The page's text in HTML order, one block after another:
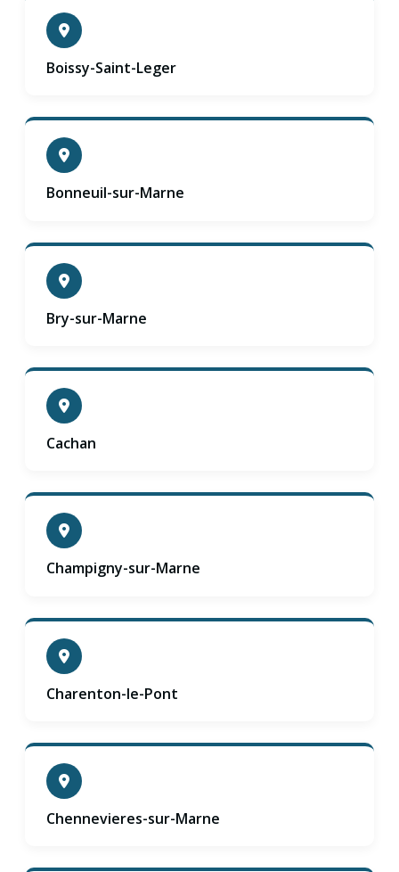
Boissy-Saint-Leger
Bonneuil-sur-Marne
Bry-sur-Marne
Cachan
Champigny-sur-Marne
Charenton-le-Pont
Chennevieres-sur-Marne